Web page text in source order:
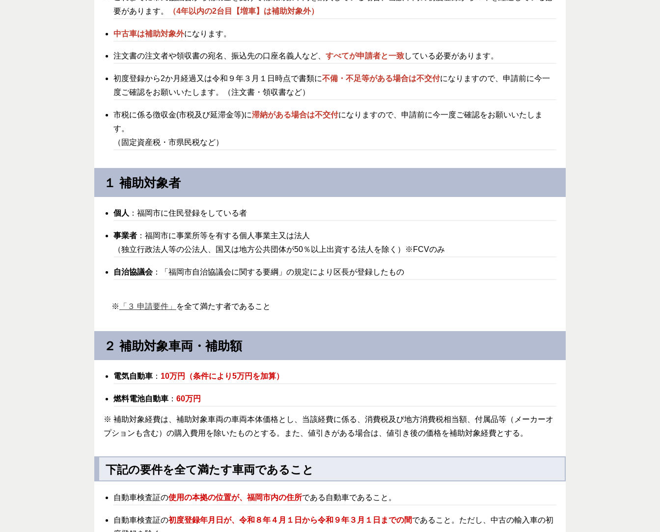
要があります。
（4年以内の2台目【増車】は補助対象外）
中古車は補助対象外になります。
注文書の注文者や領収書の宛名、振込先の口座名義人など、すべてが申請者と一致している必要があります。
初度登録から2か月経過又は令和９年３月１日時点で書類に不備・不足等がある場合は不交付になりますので、申請前に今一
度ご確認をお願いいたします。（注文書・領収書など）
市税に係る徴収金(市税及び延滞金等)に滞納がある場合は不交付になりますので、申請前に今一度ご確認をお願いいたしま
す。
（固定資産税・市県民税など）
１ 補助対象者
個人 ：福岡市に住民登録をしている者
事業者 ：福岡市に事業所等を有する個人事業主又は法人
（独立行政法人等の公法人、国又は地方公共団体が50％以上出資する法人を除く）※FCVのみ
自治協議会 ：「福岡市自治協議会に関する要綱」の規定により区長が登録したもの
※ 「３ 申請要件」 を全て満たす者であること
２ 補助対象車両・補助額
電気自動車 ： 10万円（条件により5万円を加算）
燃料電池自動車 ：60万円
※ 補助対象経費は、補助対象車両の車両本体価格とし、当該経費に係る、消費税及び地方消費税相当額、付属品等（メーカーオ
プションも含む）の購入費用を除いたものとする。また、値引きがある場合は、値引き後の価格を補助対象経費とする。
下記の要件を全て満たす車両であること
自動車検査証の使用の本拠の位置が、福岡市内の住所である自動車であること。
自動車検査証の初度登録年月日が、令和８年４月１日から令和９年３月１日までの間であること。ただし、中古の輸入車の初